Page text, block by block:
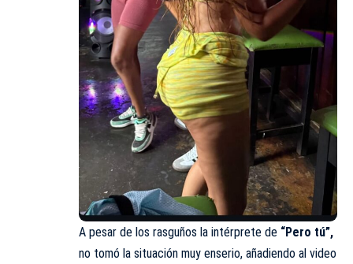
A pesar de los rasguños la intérprete de “Pero tú”,
no tomó la situación muy enserio, añadiendo al video